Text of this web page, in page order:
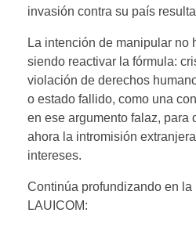
invasión contra su país
La intención de manipular no
siendo reactivar la fórmula:
violación de derechos
o estado fallido, como una
en ese argumento falaz, para
ahora la intromisión
intereses.
Continúa profundizando en
LAUICOM: